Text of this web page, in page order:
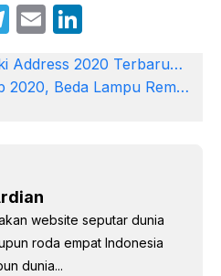
T
e
E
ail k
Address 2020 Terbaru…
2020, Beda Lampu Rem…
website seputar dunia
roda empat Indonesia
dunia...